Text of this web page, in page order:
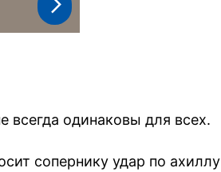
всегда одинаковы для всех.
сопернику удар по ахиллу